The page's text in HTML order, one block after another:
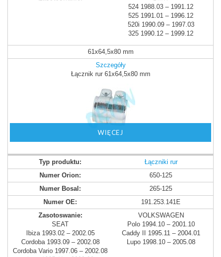
524 1988.03 – 1991.12
525 1991.01 – 1996.12
520i 1990.09 – 1997.03
325 1990.12 – 1999.12
61x64,5x80 mm
Szczegóły
Łącznik rur 61x64,5x80 mm
WIĘCEJ
Łączniki rur
650-125
265-125
191.253.141E
VOLKSWAGEN
Polo 1994.10 – 2001.10
Caddy II 1995.11 – 2004.01
Lupo 1998.10 – 2005.08
SEAT
Ibiza 1993.02 – 2002.05
Cordoba 1993.09 – 2002.08
Cordoba Vario 1997.06 – 2002.08